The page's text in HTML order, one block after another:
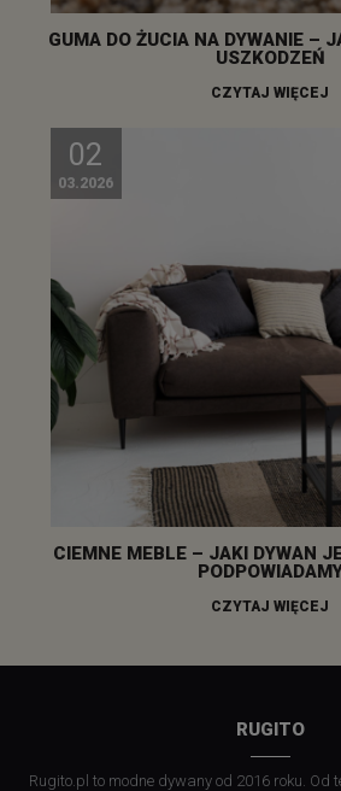
GUMA DO ŻUCIA NA DYWANIE –
USZKODZEŃ
CZYTAJ WIĘCEJ
02
03.2026
CIEMNE MEBLE – JAKI DYWAN
CZYTAJ WIĘCEJ
RUGITO
Rugito.pl to modne dywany od 2016 roku. Od